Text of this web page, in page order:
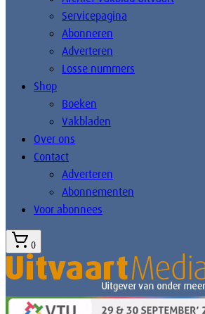
Servicepagina
Abonneren
Adverteren
Losse nummers
Shop
Boeken
Vakbladen
Over ons
Contact
Adverteren
Abonnementen
Voor abonnees
0